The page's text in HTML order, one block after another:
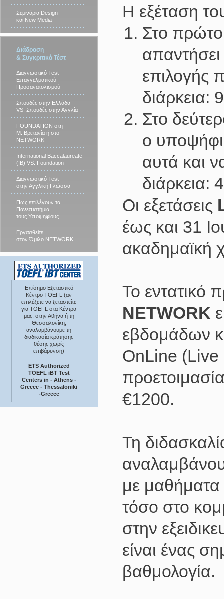
Σεμινάρια Design
και New Media
Διάδραση
& Συγκριτικά Τέστ
Διαγνωστικό Test
Επαγγελματικού
Προσανατολισμού
Σπουδές στην Ελλάδα
VS. Σπουδές στην Αγγλία
FOUNDATION στη
Μ. Βρετανία ή στο
NETWORK
International Baccalaureate
(IB) VS. Foundation
Διαγνωστικό Test
στην Αγγλική Γλώσσα
Πως επιλέγουν τα
Πανεπιστήμια
τους Υποψηφίους
Εργασθείτε
στον Όμιλο NETWORK
Επίσημο Εξεταστικό
Κέντρο TOEFL (αν
επιλέξετε να ξεταστείτε
για TOEFL στα Κέντρα
μας, στην Αθήνα ή τη
Θεσσαλονίκη,
αναλαμβάνουμε τη
διαδικασία κράτησης
θέσης χωρίς
επιβάρυνση)
ETS Authorized
TOEFL iBT Test
Centers in - Athens -
Greece - Thessaloniki
-Greece
Η εξέταση
Στο πρώτο
επιλογής
διάρκεια:
Στο
ο
αυτά και
διάρκεια:
Οι εξετάσεις
έως και 31
ακαδημαϊκή
Το εντατικό
NETWORK
εβδομάδων
OnLine (Live
€1200.
Τη
με μαθήματα
τόσο στο
στην
είναι ένας
βαθμολογία.